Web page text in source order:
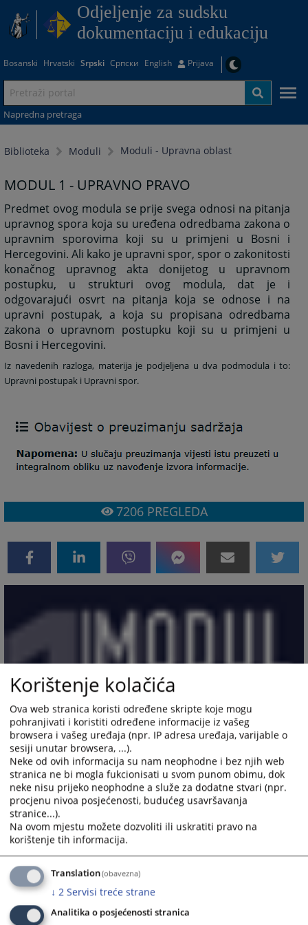
Odjeljenje za sudsku
dokumentaciju i edukaciju
Bosanski Hrvatski Srpski Српски English Prijava
Napredna pretraga
Biblioteka Moduli Moduli - Upravna oblast
MODUL 1 - UPRAVNO PRAVO
Predmet ovog modula se prije svega odnosi na pitanja
upravnog spora koja su uređena odredbama zakona o
upravnim sporovima koji su u primjeni u Bosni i
Hercegovini. Ali kako je upravni spor, spor o zakonitosti
konačnog upravnog akta donijetog u upravnom
postupku, u strukturi ovog modula, dat je i
odgovarajući osvrt na pitanja koja se odnose i na
upravni postupak, a koja su propisana odredbama
zakona o upravnom postupku koji su u primjeni u
Bosni i Hercegovini.
Iz navedenih razloga, materija je podjeljena u dva podmodula i to:
Upravni postupak i Upravni spor.
7206PREGLEDA
Korištenje kolačića
Ova web stranica koristi određene skripte koje mogu
pohranjivati i koristiti određene informacije iz vašeg
browsera i vašeg uređaja (npr. IP adresa uređaja, varijable o
sesiji unutar browsera, ...).
Neke od ovih informacija su nam neophodne i bez njih web
stranica ne bi mogla fukcionisati u svom punom obimu, dok
neke nisu prijeko neophodne a služe za dodatne stvari (npr.
procjenu nivoa posjećenosti, budućeg usavršavanja
stranice...).
Na ovom mjestu možete dozvoliti ili uskratiti pravo na
korištenje tih informacija.
Translation(obavezna)
↓ 2 Servisi treće strane
Analitika o posjećenosti stranica